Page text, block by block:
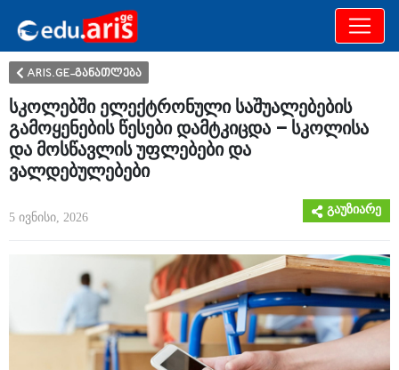
განათლება
ARIS.GE-განათლება
სკოლებში ელექტრონული საშუალებების
გამოყენების წესები დამტკიცდა – სკოლისა
და მოსწავლის უფლებები და
ვალდებულებები
5 ივნისი, 2026
გაუზიარე